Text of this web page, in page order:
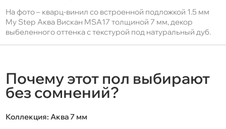
На фото – кварц-винил со встроенной подложкой 1.5 мм
My Step Аква Вискан MSA17 толщиной 7 мм, декор
выбеленного оттенка с текстурой под натуральный дуб.
Почему этот пол выбирают
без сомнений?
Коллекция:Аква 7 мм